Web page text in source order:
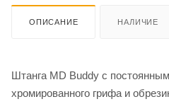
ОПИСАНИЕ НАЛИЧИЕ
Штанга MD Buddy с
хромированного грифа и